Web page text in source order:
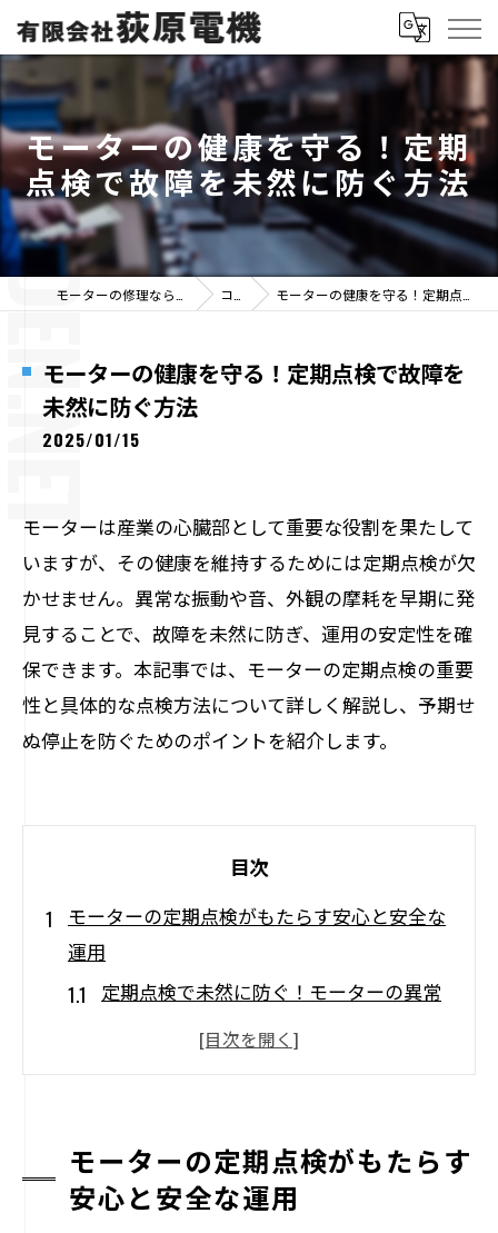
モーターの健康を守る！定期
点検で故障を未然に防ぐ方法
コラム モーターの健康を守る！定期点検で故障を未然に防ぐ方法
モーターの健康を守る！定期点検で故障を
未然に防ぐ方法
2025/01/15
モーターは産業の心臓部として重要な役割を果たして
いますが、その健康を維持するためには定期点検が欠
かせません。異常な振動や音、外観の摩耗を早期に発
見することで、故障を未然に防ぎ、運用の安定性を確
保できます。本記事では、モーターの定期点検の重要
性と具体的な点検方法について詳しく解説し、予期せ
ぬ停止を防ぐためのポイントを紹介します。
目次
モーターの定期点検がもたらす安心と安全な
運用
定期点検で未然に防ぐ！モーターの異常
モーターの寿命を延ばす定期点検の重要
安心運用を実現するための点検頻度
点検時に確認すべきモーターの重要ポイ
ント
モーターの定期点検がもたらす
安心と安全な運用